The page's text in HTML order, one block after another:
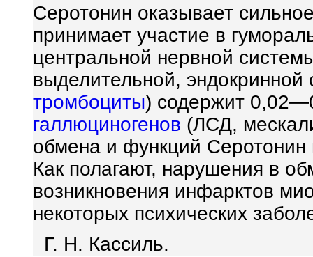
Серотонин оказывает
принимает участие в
центральной нервной
выделительной,
тромбоциты) содержит
галлюциногенов (ЛСД,
обмена и функций Серотонин
Как полагают, нарушения в
возникновения инфарктов
некоторых психических
Г. Н. Кассиль.